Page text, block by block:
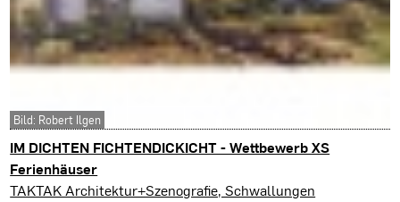
IM DICHTEN FICHTENDICKICHT - Wettbewerb XS
Ferienhäuser
TAKTAK Architektur+Szenografie, Schwallungen
Bild: Robert Ilgen